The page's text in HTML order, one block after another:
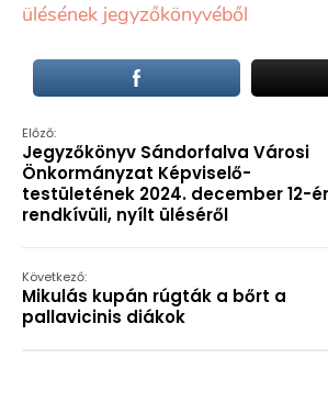
ülésének jegyzőkönyvéből
Előző:
Jegyzőkönyv Sándorfalva Városi
Önkormányzat Képviselő-
testületének 2024. december 12-
rendkívüli, nyílt üléséről
Következő:
Mikulás kupán rúgták a bőrt a
pallavicinis diákok